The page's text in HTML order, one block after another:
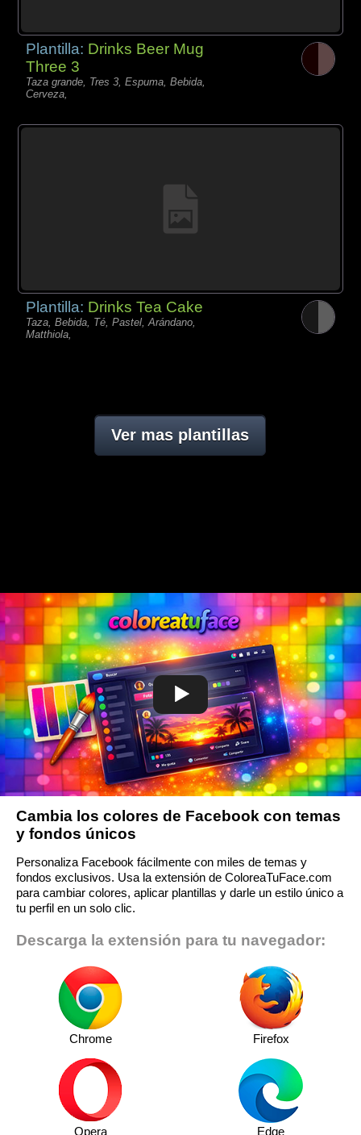
Plantilla: Drinks Beer Mug
Three 3
Taza grande, Tres 3, Espuma, Bebida,
Cerveza,
Plantilla: Drinks Tea Cake
Taza, Bebida, Té, Pastel, Arándano,
Matthiola,
Ver mas plantillas
Cambia los colores de Facebook con temas
y fondos únicos
Personaliza Facebook fácilmente con miles de temas y
fondos exclusivos. Usa la extensión de ColoreaTuFace.com
para cambiar colores, aplicar plantillas y darle un estilo único a
tu perfil en un solo clic.
Descarga la extensión para tu navegador:
Chrome Firefox
Opera Edge